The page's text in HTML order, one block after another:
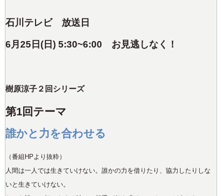
石川テレビ 放送日
6月25日(日) 5:30~6:00 お見逃しなく！
樹原涼子２回シリーズ
第1回テーマ
誰かと力を合わせる
（番組HPより抜粋）
人間は一人では生きていけない。誰かの力を借りたり、協力したりしな
いと生きていけない。